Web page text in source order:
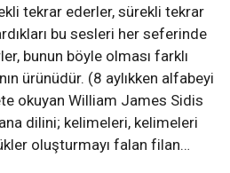
tekrar ederler, sürekli tekrar
bu sesleri her seferinde
bunun böyle olması farklı
ürünüdür. (8 aylıkken alfabeyi
okuyan William James Sidis
dilini; kelimeleri, kelimeleri
oluşturmayı falan filan…